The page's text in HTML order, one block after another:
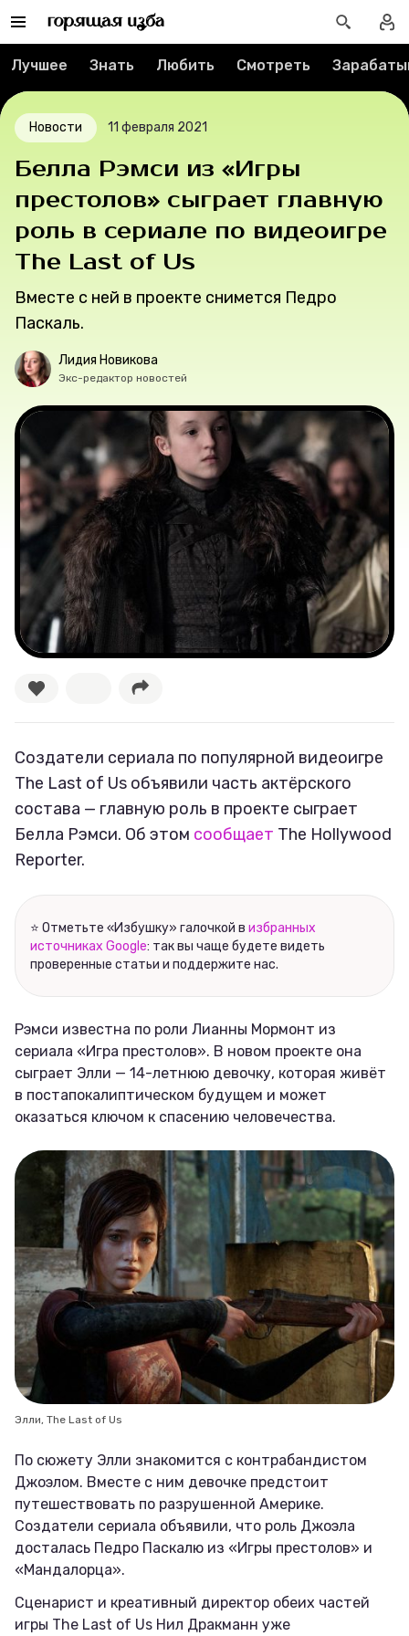
Спецпроекты
Контакты
О проекте
О компании
Лучшее
Тесты
Секспросвет
Великие женщины
Тренды
Ваши истории
Лучшее Знать Любить Смотреть
Новости 11 февраля 2021
Белла Рэмси из «Игры
престолов» сыграет главную
роль в сериале по видеоигре
The Last of Us
Вместе с ней в проекте снимется Педро
Паскаль.
Лидия Новикова
Экс-редактор новостей
Создатели сериала по популярной видеоигре
The Last of Us объявили часть актёрского
состава — главную роль в проекте сыграет
Белла Рэмси. Об этом сообщает The Hollywood
Reporter.
⭐ Отметьте «Избушку» галочкой в избранных
источниках Google: так вы чаще будете видеть
проверенные статьи и поддержите нас.
Рэмси известна по роли Лианны Мормонт из
сериала «Игра престолов». В новом проекте она
сыграет Элли — 14-летнюю девочку, которая живёт
в постапокалиптическом будущем и может
оказаться ключом к спасению человечества.
Элли, The Last of Us
По сюжету Элли знакомится с контрабандистом
Джоэлом. Вместе с ним девочке предстоит
путешествовать по разрушенной Америке.
Создатели сериала объявили, что роль Джоэла
досталась Педро Паскалю из «Игры престолов» и
«Мандалорца».
Сценарист и креативный директор обеих частей
игры The Last of Us Нил Дракманн уже